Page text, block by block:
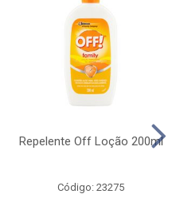
Repelente Off Loção 200ml
Código: 23275